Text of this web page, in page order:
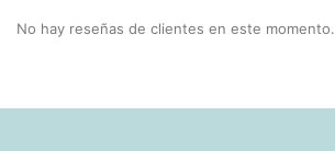
No hay reseñas de clientes en este momento.